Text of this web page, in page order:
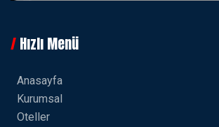
Hızlı Menü
Anasayfa
Kurumsal
Oteller